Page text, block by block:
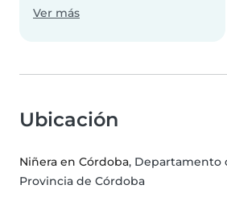
Ver más
Ubicación
Niñera en Córdoba, Departamento
Provincia de Córdoba